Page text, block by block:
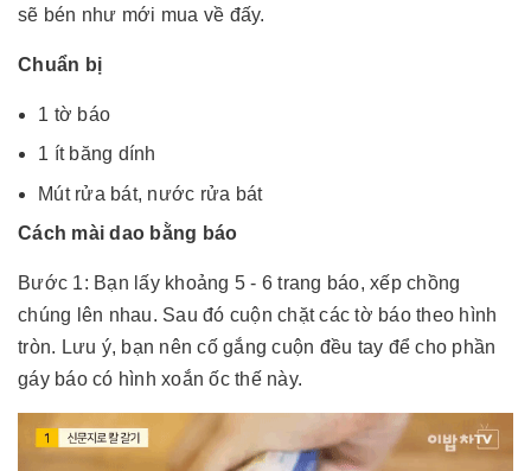
sẽ bén như mới mua về đấy.
Chuẩn bị
1 tờ báo
1 ít băng dính
Mút rửa bát, nước rửa bát
Cách mài dao bằng báo
Bước 1: Bạn lấy khoảng 5 - 6 trang báo, xếp chồng
chúng lên nhau. Sau đó cuộn chặt các tờ báo theo hình
tròn. Lưu ý, bạn nên cố gắng cuộn đều tay để cho phần
gáy báo có hình xoắn ốc thế này.